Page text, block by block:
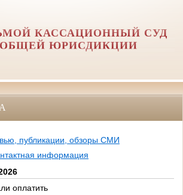
КАССАЦИОННЫЙ СУД
ОБЩЕЙ ЮРИСДИКЦИИ
публикации, обзоры СМИ
информация
оплатить